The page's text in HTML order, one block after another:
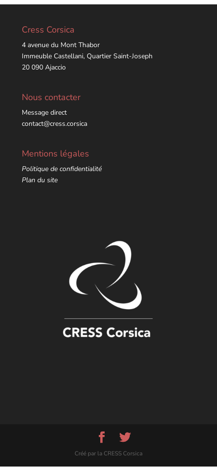
Cress Corsica
4 avenue du Mont Thabor
Immeuble Castellani, Quartier Saint-Joseph
20 090 Ajaccio
Nous contacter
Message direct
contact@cress.corsica
Mentions légales
Politique de confidentialité
Plan du site
Créé par la CRESS Corsica